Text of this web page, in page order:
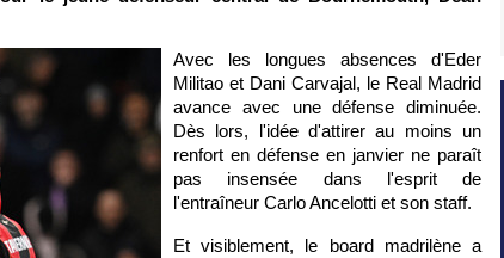
Avec les longues absences d'Eder
Militao et Dani Carvajal, le Real Madrid
avance avec une défense diminuée.
Dès lors, l'idée d'attirer au moins un
renfort en défense en janvier ne paraît
pas insensée dans l'esprit de
l'entraîneur Carlo Ancelotti et son staff.
Et visiblement, le board madrilène a